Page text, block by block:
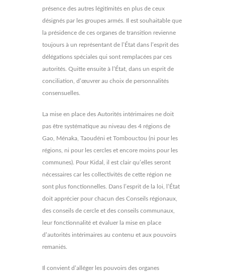
présence des autres légitimités en plus de ceux
désignés par les groupes armés. Il est souhaitable que
la présidence de ces organes de transition revienne
toujours à un représentant de l’État dans l’esprit des
délégations spéciales qui sont remplacées par ces
autorités. Quitte ensuite à l’État, dans un esprit de
conciliation, d’œuvrer au choix de personnalités
consensuelles.
La mise en place des Autorités intérimaires ne doit
pas être systématique au niveau des 4 régions de
Gao, Ménaka, Taoudéni et Tombouctou (ni pour les
régions, ni pour les cercles et encore moins pour les
communes). Pour Kidal, il est clair qu’elles seront
nécessaires car les collectivités de cette région ne
sont plus fonctionnelles. Dans l’esprit de la loi, l’État
doit apprécier pour chacun des Conseils régionaux,
des conseils de cercle et des conseils communaux,
leur fonctionnalité et évaluer la mise en place
d’autorités intérimaires au contenu et aux pouvoirs
remaniés.
Il convient d’alléger les pouvoirs des organes